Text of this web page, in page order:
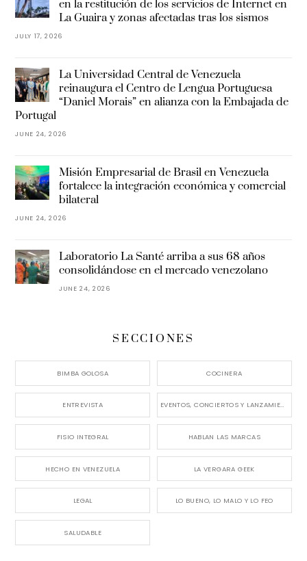
en la restitución de los servicios de Internet en
La Guaira y zonas afectadas tras los sismos
JULY 17, 2026
La Universidad Central de Venezuela
reinaugura el Centro de Lengua Portuguesa
“Daniel Morais” en alianza con la Embajada de
Portugal
JUNE 24, 2026
Misión Empresarial de Brasil en Venezuela
fortalece la integración económica y comercial
bilateral
JUNE 24, 2026
Laboratorio La Santé arriba a sus 68 años
consolidándose en el mercado venezolano
JUNE 24, 2026
SECCIONES
BIMBA GOLOSA COCINERA
ENTREVISTA EVENTOS, CONCIERTOS Y LANZAMIENTOS
FISIO INTEGRAL HABLAN LAS MARCAS
HECHO EN VENEZUELA LA VERGARA GEEK
LEGAL LO BUENO, LO MALO Y LO FEO
SALUDABLE